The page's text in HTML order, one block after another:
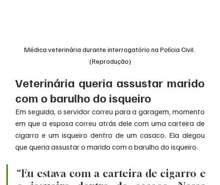
Médica veterinária durante interrogatório na Polícia Civil.
(Reprodução)
Veterinária queria assustar marido
com o barulho do isqueiro
Em seguida, o servidor correu para a garagem, momento
em que a esposa correu atrás dele com uma carteira de
cigarro e um isqueiro dentro de um casaco. Ela alegou
que queria assustar o marido com o barulho do isqueiro.
“Eu estava com a carteira de cigarro e